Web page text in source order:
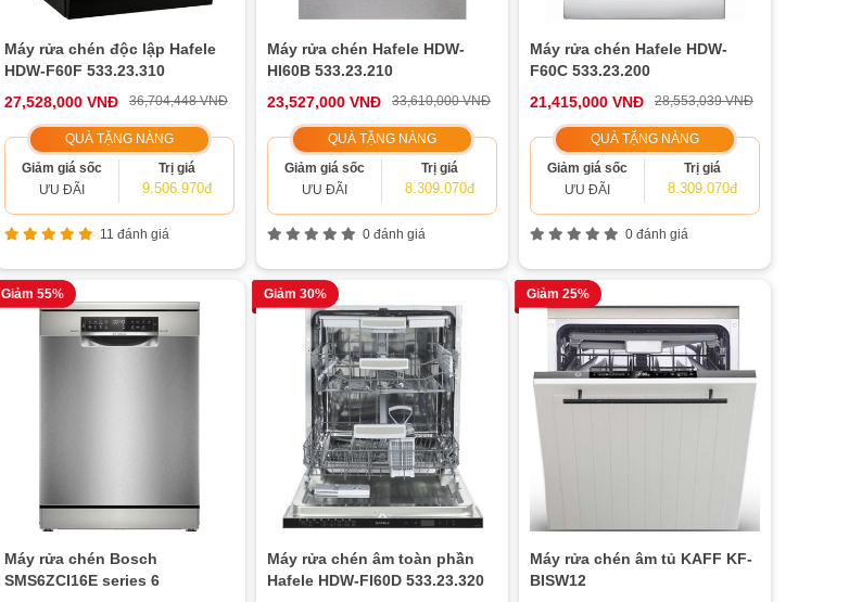
Máy rửa chén độc lập Hafele
HDW-F60F 533.23.310
27,528,000 VNĐ
36,704,448 VNĐ
QUÀ TẶNG NÀNG
Giảm giá sốc
ƯU ĐÃI
Trị giá
9.506.970đ
11 đánh giá
Máy rửa chén Hafele HDW-
HI60B 533.23.210
23,527,000 VNĐ
33,610,000 VNĐ
QUÀ TẶNG NÀNG
Giảm giá sốc
ƯU ĐÃI
Trị giá
8.309.070đ
0 đánh giá
Máy rửa chén Hafele HDW-
F60C 533.23.200
21,415,000 VNĐ
28,553,039 VNĐ
QUÀ TẶNG NÀNG
Giảm giá sốc
ƯU ĐÃI
Trị giá
8.309.070đ
0 đánh giá
Giảm 55%
Máy rửa chén Bosch
SMS6ZCI16E series 6
Giảm 30%
Máy rửa chén âm toàn phần
Hafele HDW-FI60D 533.23.320
Giảm 25%
Máy rửa chén âm tủ KAFF KF-
BISW12